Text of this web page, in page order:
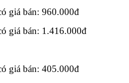
giá bán: 960.000đ
giá bán: 1.416.000đ
giá bán: 405.000đ